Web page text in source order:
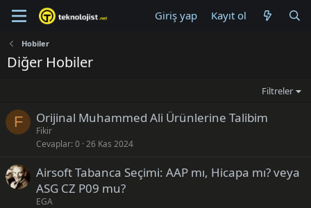
Giriş yap Kayıt ol
Hobiler
Diğer Hobiler
Filtreler
F Orijinal Muhammed Ali Ürünlerine Talibim
Fikir
Cevaplar 0 26 Kas 2024
Airsoft Tabanca Seçimi: AAP mı, Hicapa mı? veya
ASG CZ P09 mu?
EGA